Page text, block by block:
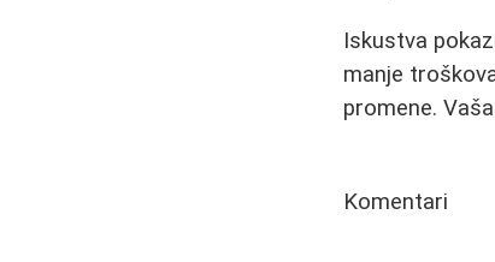
Iskustva
manje
promene.
Komentari